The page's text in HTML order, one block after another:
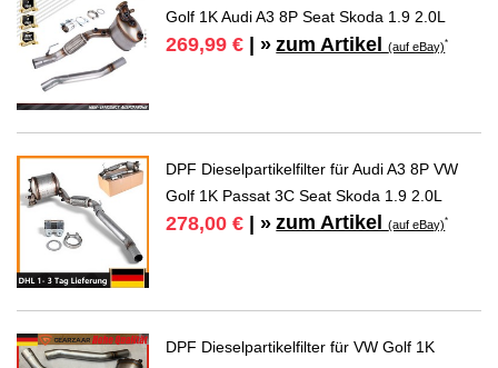
Golf 1K Audi A3 8P Seat Skoda 1.9 2.0L
269,99 € | » zum Artikel(auf eBay)*
DPF Dieselpartikelfilter für Audi A3 8P VW
Golf 1K Passat 3C Seat Skoda 1.9 2.0L
278,00 € | » zum Artikel(auf eBay)*
DPF Dieselpartikelfilter für VW Golf 1K